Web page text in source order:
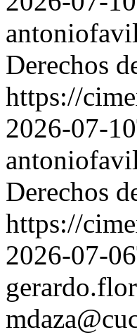
Derechos
https://
2026-07-
Derechos
https://
2026-07-